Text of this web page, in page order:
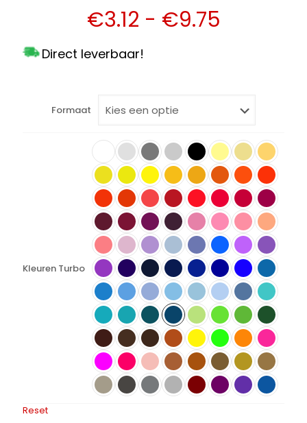
€3.12 - €9.75
Direct leverbaar!
Formaat
Kleuren Turbo
Reset